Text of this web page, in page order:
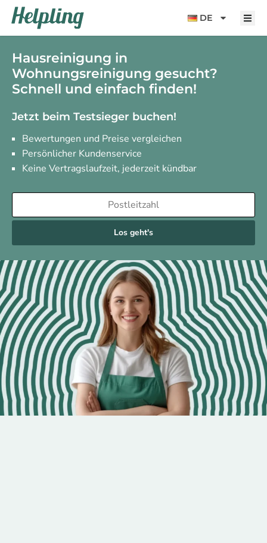
springen
DE
Hausreinigung in
Wohnungsreinigung gesucht?
Schnell und einfach finden!
Jetzt beim Testsieger buchen!
Bewertungen und Preise vergleichen
Persönlicher Kundenservice
Keine Vertragslaufzeit, jederzeit kündbar
Los geht's